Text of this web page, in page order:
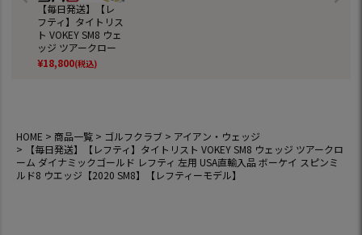
【毎日発送】【レ
フティ】タイトリス
ト VOKEY SM8 ウェ
ッジ ツアークロー
ム ダイナミックゴ
ールド レフティ 左
ーモデル】
¥18,800(税込)
HOME 商品一覧 ゴルフクラブ
アイアン・ウェッジ
【毎日発送】【レフティ】タイトリスト VOKEY SM8 ウェッジ ツアークロ
ーム ダイナミックゴールド レフティ 左用 USA直輸入品 ボーケイ スピンミ
ルド8 ウエッジ【2020 SM8】【レフティーモデル】